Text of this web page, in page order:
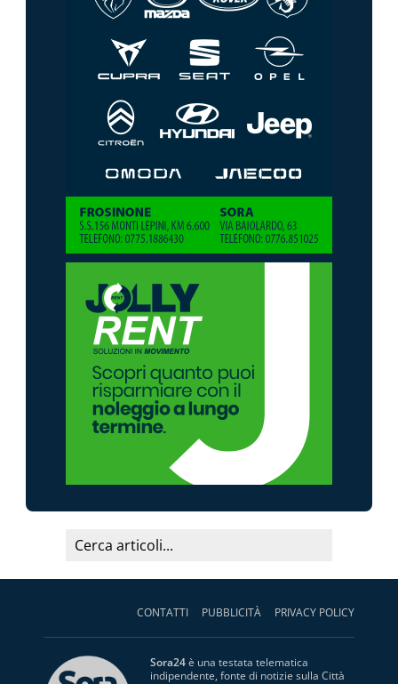
CONTATTI PUBBLICITÀ PRIVACY POLICY
Sora24è una testata telematica
indipendente, fonte di notizie sulla Città